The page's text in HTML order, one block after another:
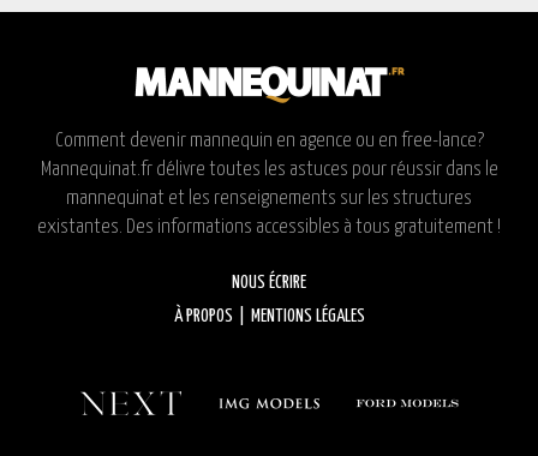
Comment devenir mannequin en agence ou en free-lance?
Mannequinat.fr délivre toutes les astuces pour réussir dans le
mannequinat et les renseignements sur les structures
existantes. Des informations accessibles à tous gratuitement !
NOUS ÉCRIRE
À PROPOS
MENTIONS LÉGALES